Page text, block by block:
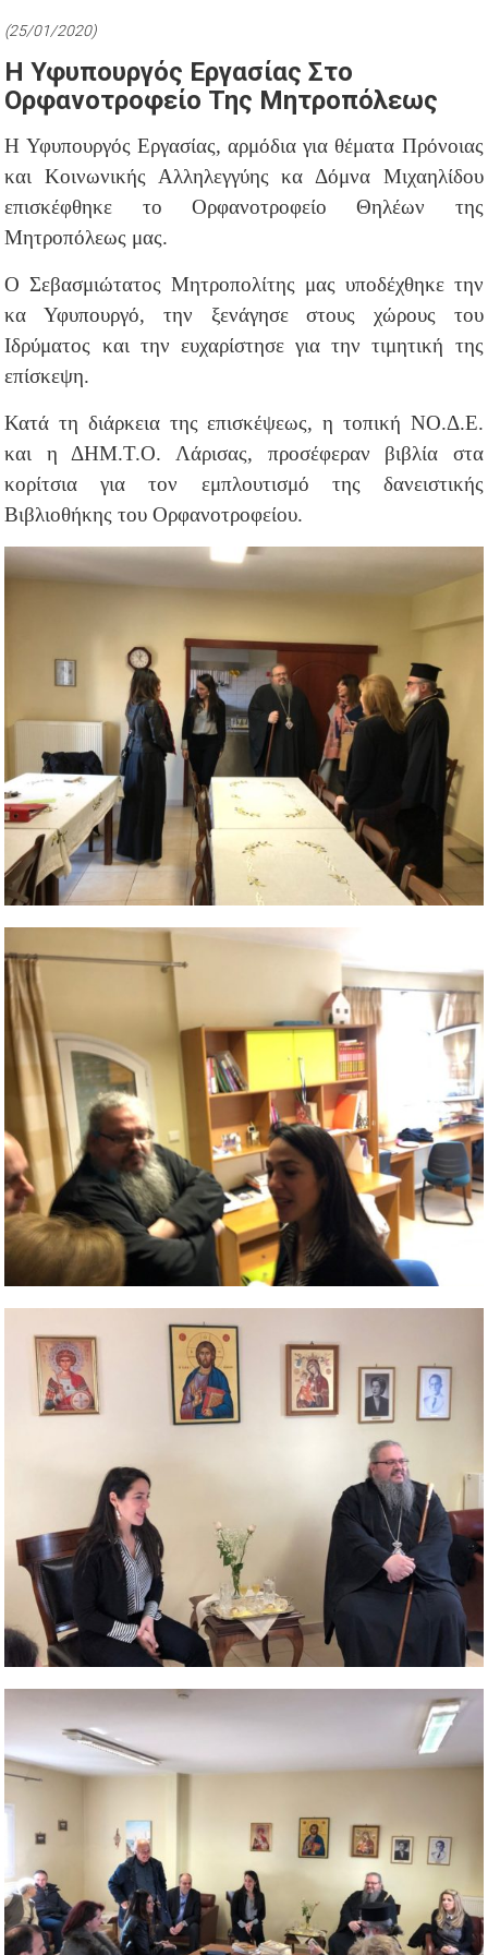
(25/01/2020)
Η Υφυπουργός Εργασίας Στο
Ορφανοτροφείο Της Μητροπόλεως
Η Υφυπουργός Εργασίας, αρμόδια για θέματα Πρόνοιας
και Κοινωνικής Αλληλεγγύης κα Δόμνα Μιχαηλίδου
επισκέφθηκε το Ορφανοτροφείο Θηλέων της
Μητροπόλεως μας.
Ο Σεβασμιώτατος Μητροπολίτης μας υποδέχθηκε την
κα Υφυπουργό, την ξενάγησε στους χώρους του
Ιδρύματος και την ευχαρίστησε για την τιμητική της
επίσκεψη.
Κατά τη διάρκεια της επισκέψεως, η τοπική ΝΟ.Δ.Ε.
και η ΔΗΜ.Τ.Ο. Λάρισας, προσέφεραν βιβλία στα
κορίτσια για τον εμπλουτισμό της δανειστικής
Βιβλιοθήκης του Ορφανοτροφείου.